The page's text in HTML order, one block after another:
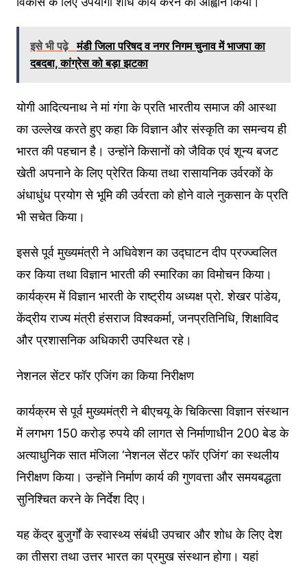
इसे भी पढ़े मंडी जिला परिषद व नगर निगम चुनाव में भाजपा का
दबदबा, कांग्रेस को बड़ा झटका
योगी आदित्यनाथ ने मां गंगा के प्रति भारतीय समाज की आस्था
का उल्लेख करते हुए कहा कि विज्ञान और संस्कृति का समन्वय ही
भारत की पहचान है। उन्होंने किसानों को जैविक एवं शून्य बजट
खेती अपनाने के लिए प्रेरित किया तथा रासायनिक उर्वरकों के
अंधाधुंध प्रयोग से भूमि की उर्वरता को होने वाले नुकसान के प्रति
भी सचेत किया।
इससे पूर्व मुख्यमंत्री ने अधिवेशन का उद्घाटन दीप प्रज्ज्वलित
कर किया तथा विज्ञान भारती की स्मारिका का विमोचन किया।
कार्यक्रम में विज्ञान भारती के राष्ट्रीय अध्यक्ष प्रो. शेखर पांडेय,
केंद्रीय राज्य मंत्री हंसराज विश्वकर्मा, जनप्रतिनिधि, शिक्षाविद
और प्रशासनिक अधिकारी उपस्थित रहे।
नेशनल सेंटर फॉर एजिंग का किया निरीक्षण
कार्यक्रम से पूर्व मुख्यमंत्री ने बीएचयू के चिकित्सा विज्ञान संस्थान
में लगभग 150 करोड़ रुपये की लागत से निर्माणाधीन 200 बेड के
अत्याधुनिक सात मंजिला ‘नेशनल सेंटर फॉर एजिंग’ का स्थलीय
निरीक्षण किया। उन्होंने निर्माण कार्य की गुणवत्ता और समयबद्धता
सुनिश्चित करने के निर्देश दिए।
यह केंद्र बुजुर्गों के स्वास्थ्य संबंधी उपचार और शोध के लिए देश
का तीसरा तथा उत्तर भारत का प्रमुख संस्थान होगा। यहां